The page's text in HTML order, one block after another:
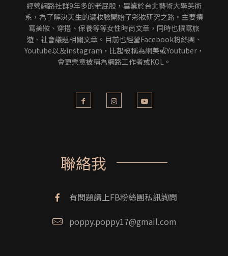
經營網路社群9年多的老屁股，畢業於台北藝術大學美術
系，為了解決天生的濃妝臉開始了彩妝研究之路。主要撰
寫美妝、穿搭、保養等等女性時尚文章，同時也撰寫旅
遊、社會議題相關文章。目前也經營Facebook粉絲團、
Youtube以及instagram，比起被稱為網美或Youtuber，
會更樂意被稱為網路工作者或KOL。
聯絡我
有問題請上FB粉絲團私訊詢問
poppy.poppy17@gmail.com